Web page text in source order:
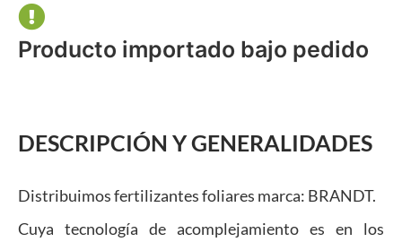
Producto importado bajo pedido
DESCRIPCIÓN Y GENERALIDADES
Distribuimos fertilizantes foliares marca: BRANDT.
Cuya tecnología de acomplejamiento es en los